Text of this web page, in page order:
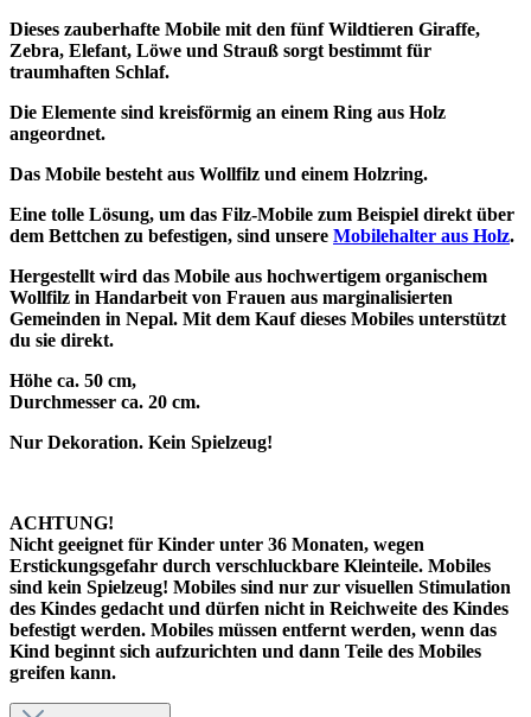
Dieses zauberhafte Mobile mit den fünf Wildtieren Giraffe,
Zebra, Elefant, Löwe und Strauß sorgt bestimmt für
traumhaften Schlaf.
Die Elemente sind kreisförmig an einem Ring aus Holz
angeordnet.
Das Mobile besteht aus Wollfilz und einem Holzring.
Eine tolle Lösung, um das Filz-Mobile zum Beispiel direkt über
dem Bettchen zu befestigen, sind unsere Mobilehalter aus Holz.
Hergestellt wird das Mobile aus hochwertigem organischem
Wollfilz in Handarbeit von Frauen aus marginalisierten
Gemeinden in Nepal. Mit dem Kauf dieses Mobiles unterstützt
du sie direkt.
Höhe ca. 50 cm,
Durchmesser ca. 20 cm.
Nur Dekoration. Kein Spielzeug!
ACHTUNG!
Nicht geeignet für Kinder unter 36 Monaten, wegen
Erstickungsgefahr durch verschluckbare Kleinteile. Mobiles
sind kein Spielzeug! Mobiles sind nur zur visuellen Stimulation
des Kindes gedacht und dürfen nicht in Reichweite des Kindes
befestigt werden. Mobiles müssen entfernt werden, wenn das
Kind beginnt sich aufzurichten und dann Teile des Mobiles
greifen kann.